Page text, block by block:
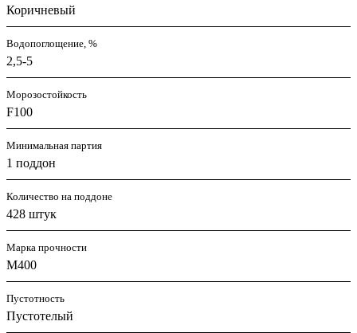
Коричневый
Водопоглощение, %
2,5-5
Морозостойкость
F100
Минимальная партия
1 поддон
Количество на поддоне
428 штук
Марка прочности
M400
Пустотность
Пустотелый